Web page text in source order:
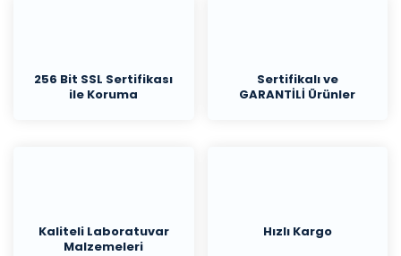
256 Bit SSL Sertifikası
ile Koruma
Sertifikalı ve
GARANTİLİ Ürünler
Kaliteli Laboratuvar
Malzemeleri
Hızlı Kargo